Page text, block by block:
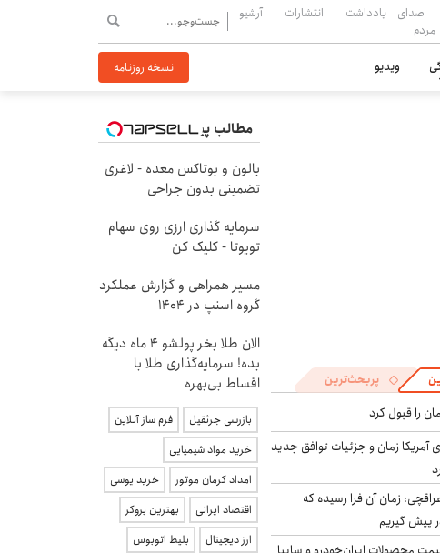
صدای
مردم
یادداشت انتشارات آرشیو
ویدیو نسخه روزنامه
پربحث‌ترین
را قبول کرد
آمریکا زمان و جزئیات توافق جدید
زمان آن فرا رسیده که
پیش گیریم
مطالب پیشنهادی
بالون و بوتاکس معده - لاغری
تضمینی بدون جراحی
سرمایه گذاری ارزی روی سهام
تویوتا - کلیک کن
مسیر همراهی و گزارش عملکرد
گروه اسنپ در ۱۴۰۴
الان طلا بخر پولشو 4 ماه دیگه
بده! سرمایه‌گذاری طلا با
اقساط بی‌بهره
بازرسی جرثقیل
فرم ساز آنلاین
خرید مواد شیمیایی
امداد کرمان موتور
خرید یوسی
اقتصاد ایرانی
بهترین بروکر
ارز دیجیتال
بلیط اتوبوس